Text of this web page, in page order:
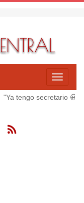
Toggle
"Ya tengo secretario 😃"